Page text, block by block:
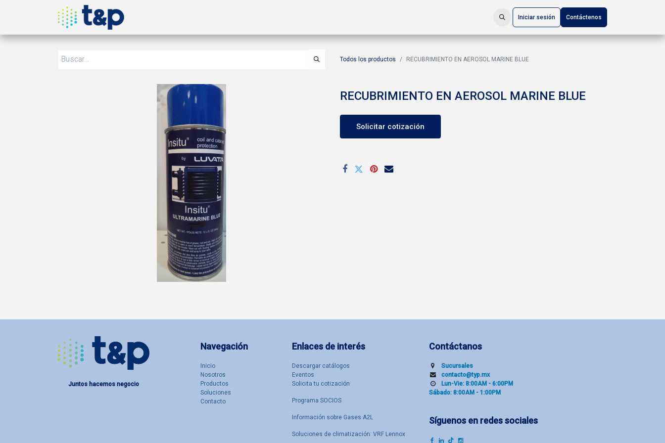
Iniciar sesión Contáctenos
Todos los productos RECUBRIMIENTO EN AEROSOL MARINE BLUE
RECUBRIMIENTO EN AEROSOL MARINE BLUE
Solicitar cotización
Enlaces de interés
Descargar catálogos
Eventos
Solicita tu cotización
Programa SOCIOS
Información sobre Gases A2L
Soluciones de climatización: VRF Lennox
Navegación
Inicio
Nosotro​s
Productos
Soluciones
Contacto
Contáctanos
Sucu​rsal​es
contacto@typ.mx
Lun-Vie: 8:00AM - 6:00PM
Sábado: 8:00AM - 1:00PM
Síguenos en redes sociales
Juntos hacemos negocio